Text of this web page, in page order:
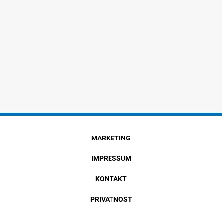
MARKETING
IMPRESSUM
KONTAKT
PRIVATNOST